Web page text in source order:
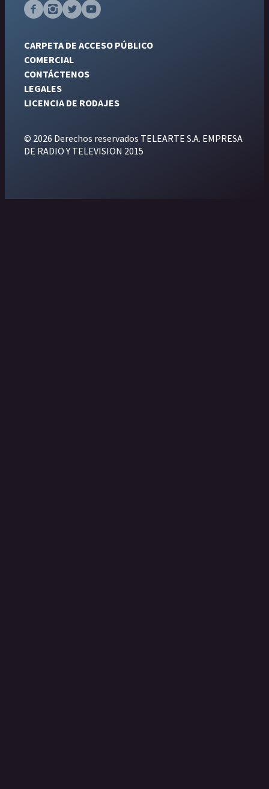
CARPETA DE ACCESO PÚBLICO
COMERCIAL
CONTÁCTENOS
LEGALES
LICENCIA DE RODAJES
© 2026 Derechos reservados TELEARTE S.A. EMPRESA
DE RADIO Y TELEVISION 2015